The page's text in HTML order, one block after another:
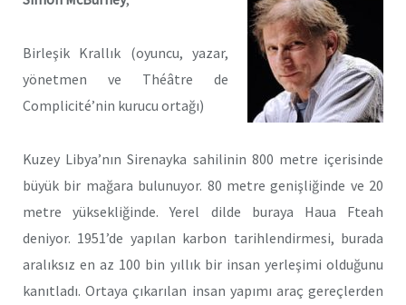
Birleşik Krallık (oyuncu, yazar,
yönetmen ve Théâtre de
Complicité’nin kurucu ortağı)
Kuzey Libya’nın Sirenayka sahilinin 800 metre içerisinde
büyük bir mağara bulunuyor. 80 metre genişliğinde ve 20
metre yüksekliğinde. Yerel dilde buraya Haua Fteah
deniyor. 1951’de yapılan karbon tarihlendirmesi, burada
aralıksız en az 100 bin yıllık bir insan yerleşimi olduğunu
kanıtladı. Ortaya çıkarılan insan yapımı araç gereçlerden